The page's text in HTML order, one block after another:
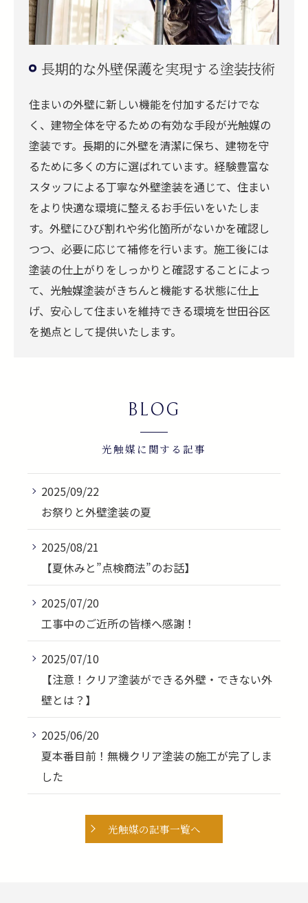
長期的な外壁保護を実現する塗装技術
住まいの外壁に新しい機能を付加するだけでな
く、建物全体を守るための有効な手段が光触媒の
塗装です。長期的に外壁を清潔に保ち、建物を守
るために多くの方に選ばれています。経験豊富な
スタッフによる丁寧な外壁塗装を通じて、住まい
をより快適な環境に整えるお手伝いをいたしま
す。外壁にひび割れや劣化箇所がないかを確認し
つつ、必要に応じて補修を行います。施工後には
塗装の仕上がりをしっかりと確認することによっ
て、光触媒塗装がきちんと機能する状態に仕上
げ、安心して住まいを維持できる環境を世田谷区
を拠点として提供いたします。
BLOG
光触媒に関する記事
2025/09/22
お祭りと外壁塗装の夏
2025/08/21
【夏休みと”点検商法”のお話】
2025/07/20
工事中のご近所の皆様へ感謝！
2025/07/10
【注意！クリア塗装ができる外壁・できない外
壁とは？】
2025/06/20
夏本番目前！無機クリア塗装の施工が完了しま
した
光触媒の記事一覧へ